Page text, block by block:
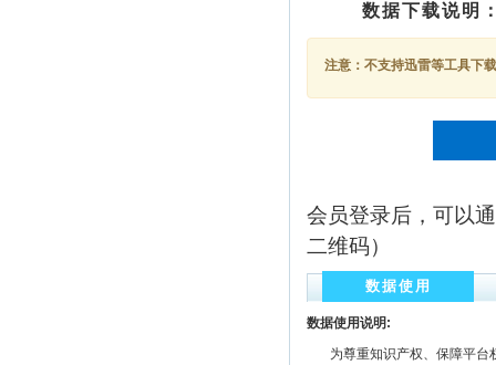
数据下载说明
注意：不支持迅雷等工具下
会员登录后，可以
二维码）
数据使用
数据使用说明:
为尊重知识产权、保障平台